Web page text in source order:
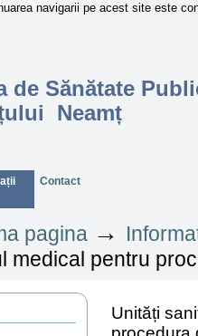
navigarii pe acest site este
de Sănătate
Neamț
Contact
pagina →
medical pentru
Unități